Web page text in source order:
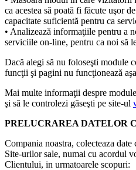
ca acestea să poată fi făcute uşor
capacitate suficientă pentru ca
• Analizează informaţiile pentru a
serviciile on-line, pentru ca noi să
Dacă alegi să nu foloseşti module
funcţii şi pagini nu funcţionează
Mai multe informaţii despre
şi să le controlezi găseşti pe site-ul
PRELUCRAREA DATELOR
Compania noastra, colecteaza
Site-urilor sale, numai cu acordul
Clientului, in urmatoarele scopuri: